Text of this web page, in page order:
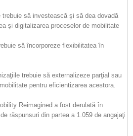
să investească şi să dea dovadă
şi digitalizarea proceselor de mobilitate
să încorporeze flexibilitatea în
trebuie să externalizeze parţial sau
pentru eficientizarea acestora.
Reimagined a fost derulată în
răspunsuri din partea a 1.059 de angajaţi